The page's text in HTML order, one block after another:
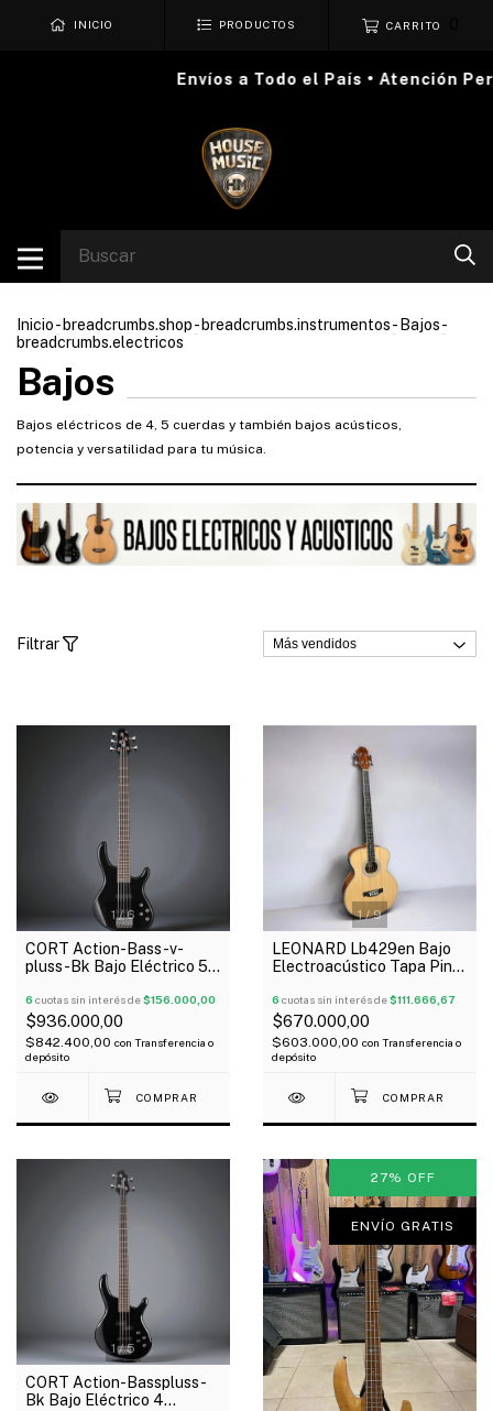
INICIO PRODUCTOS CARRITO
Envíos a Todo el País • Atención
Inicio- breadcrumbs.shop- breadcrumbs.instrumentos- Bajos-
breadcrumbs.electricos
Bajos
Bajos eléctricos de 4, 5 cuerdas y también bajos acústicos,
potencia y versatilidad para tu música.
Filtrar
1/6
CORT Action-Bass-v-
pluss-Bk Bajo Eléctrico 5
6 cuotas sin interés de$156.000,00
$936.000,00
$842.400,00 con Transferencia o
depósito
1/9
LEONARD Lb429en Bajo
Electroacústico Tapa Pino
6 cuotas sin interés de$111.666,67
$670.000,00
$603.000,00 con Transferencia o
depósito
1/5
CORT Action-Basspluss-
Bk Bajo Eléctrico 4
27% OFF
ENVÍO GRATIS